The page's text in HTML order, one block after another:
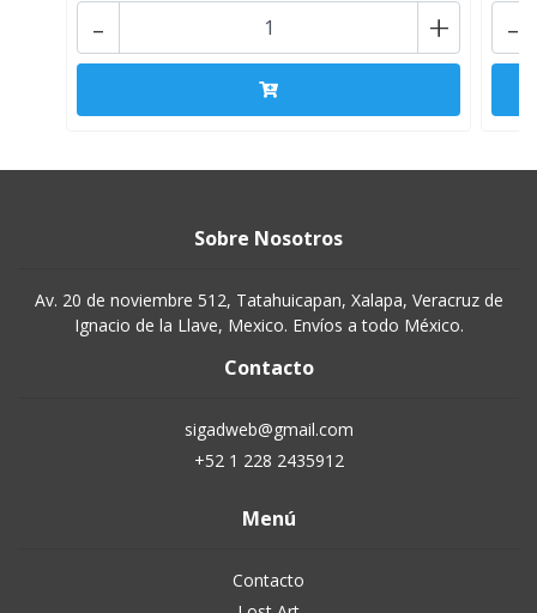
+
- -
Sobre Nosotros
Av. 20 de noviembre 512, Tatahuicapan, Xalapa, Veracruz de
Ignacio de la Llave, Mexico. Envíos a todo México.
Contacto
sigadweb@gmail.com
+52 1 228 2435912
Menú
Contacto